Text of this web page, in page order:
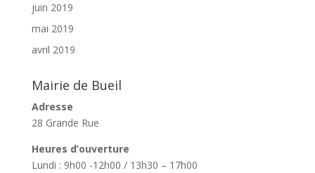
juin 2019
mai 2019
avril 2019
Mairie de Bueil
Adresse
28 Grande Rue
Heures d’ouverture
Lundi : 9h00 -12h00 / 13h30 – 17h00